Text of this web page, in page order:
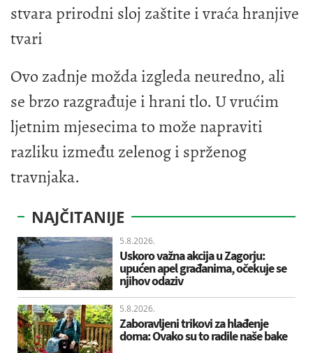
stvara prirodni sloj zaštite i vraća hranjive
tvari
Ovo zadnje možda izgleda neuredno, ali
se brzo razgrađuje i hrani tlo. U vrućim
ljetnim mjesecima to može napraviti
razliku između zelenog i sprženog
travnjaka.
NAJČITANIJE
5.8.2026.
Uskoro važna akcija u Zagorju:
upućen apel građanima, očekuje se
njihov odaziv
5.8.2026.
Zaboravljeni trikovi za hlađenje
doma: Ovako su to radile naše bake